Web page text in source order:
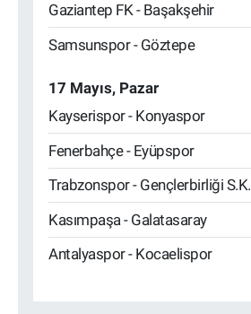
Gaziantep FK - Başakşehir
Samsunspor - Göztepe
17 Mayıs, Pazar
Kayserispor - Konyaspor
Fenerbahçe - Eyüpspor
Trabzonspor - Gençlerbirliği S.K.
Kasımpaşa - Galatasaray
Antalyaspor - Kocaelispor